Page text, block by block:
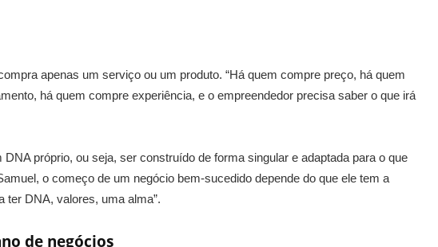
apenas um serviço ou um produto. “Há quem compre preço, há quem
há quem compre experiência, e o empreendedor precisa saber o que irá
próprio, ou seja, ser construído de forma singular e adaptada para o que
o começo de um negócio bem-sucedido depende do que ele tem a
ter DNA, valores, uma alma”.
de negócios